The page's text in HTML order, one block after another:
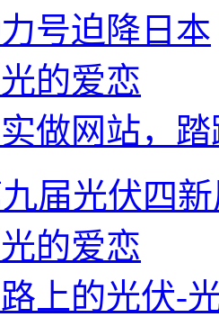
号迫降日本
的爱恋
做网站，
届光伏四
的爱恋
上的光伏-